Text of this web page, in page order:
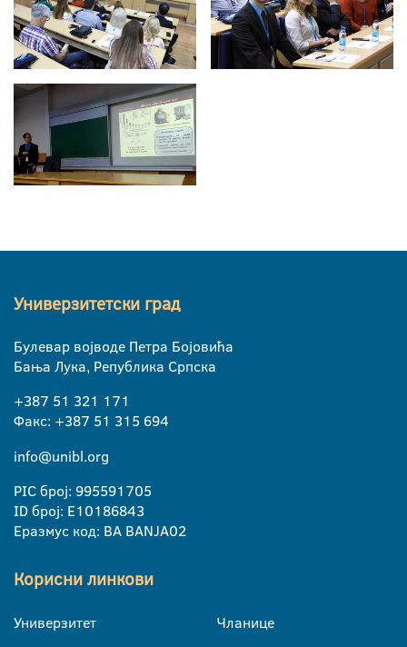
Универзитетски град
Булевар војводе Петра Бојовића
Бања Лука, Република Српска
+387 51 321 171
Факс: +387 51 315 694
info@unibl.org
PIC број: 995591705
ID број: E10186843
Еразмус код: BA BANJA02
Корисни линкови
Универзитет
Чланице